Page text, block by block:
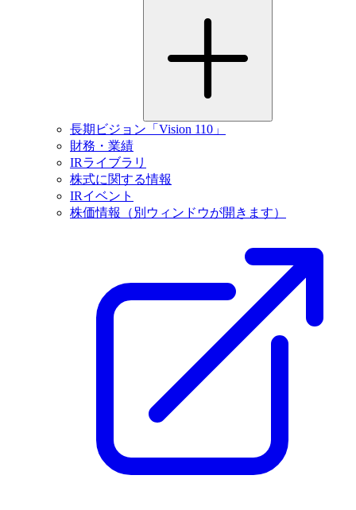
長期ビジョン「Vision 110」
財務・業績
IRライブラリ
株式に関する情報
IRイベント
株価情報
（別ウィンドウが開きます）